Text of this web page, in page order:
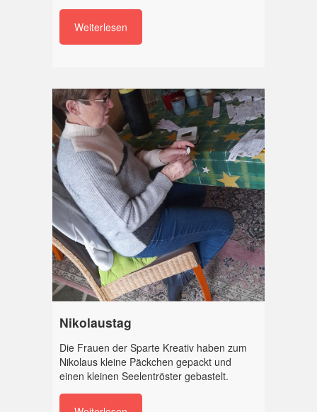
Weiterlesen
Nikolaustag
Die Frauen der Sparte Kreativ haben zum
Nikolaus kleine Päckchen gepackt und
einen kleinen Seelentröster gebastelt.